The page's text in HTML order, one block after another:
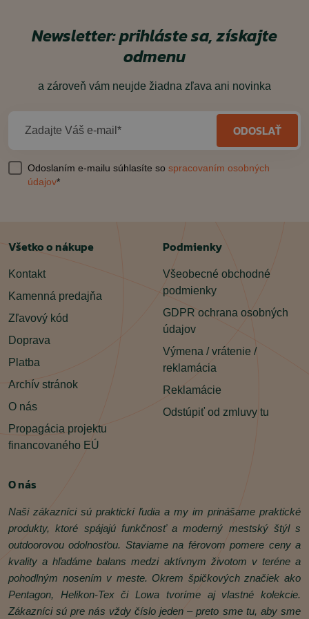
Newsletter: prihláste sa, získajte
odmenu
a zároveň vám neujde žiadna zľava ani novinka
Zadajte Váš e-mail* ODOSLAŤ
Odoslaním e-mailu súhlasíte so spracovaním osobných
údajov*
Všetko o nákupe
Kontakt
Kamenná predajňa
Zľavový kód
Doprava
Platba
Archív stránok
O nás
Propagácia projektu
financovaného EÚ
Podmienky
Všeobecné obchodné
podmienky
GDPR ochrana osobných
údajov
Výmena / vrátenie /
reklamácia
Reklamácie
Odstúpiť od zmluvy tu
O nás
Naši zákazníci sú praktickí ľudia a my im prinášame praktické
produkty, ktoré spájajú funkčnosť a moderný mestský štýl s
outdoorovou odolnosťou. Staviame na férovom pomere ceny a
kvality a hľadáme balans medzi aktívnym životom v teréne a
pohodlným nosením v meste. Okrem špičkových značiek ako
Pentagon, Helikon‑Tex či Lowa tvoríme aj vlastné kolekcie.
Zákazníci sú pre nás vždy číslo jeden – preto sme tu, aby sme